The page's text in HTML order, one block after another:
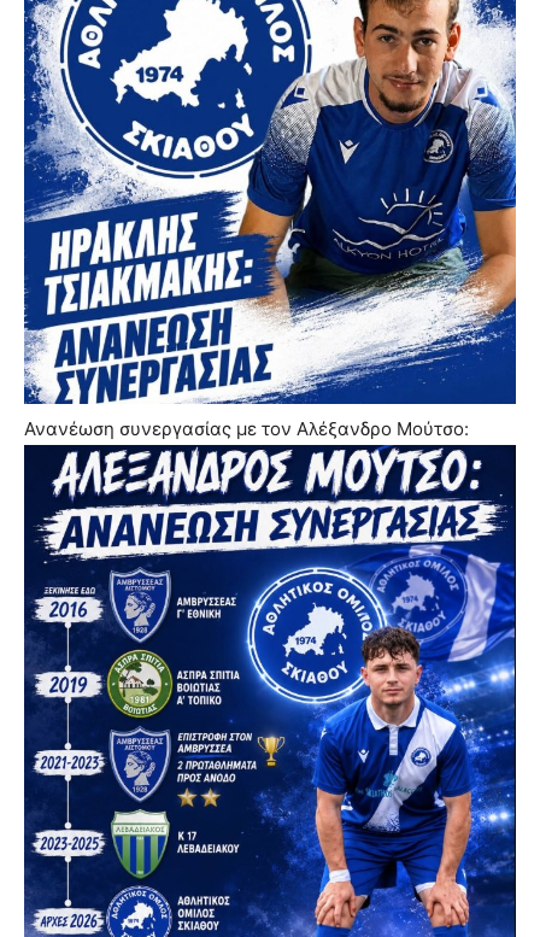
Ανανέωση συνεργασίας με τον Αλέξανδρο Μούτσο: